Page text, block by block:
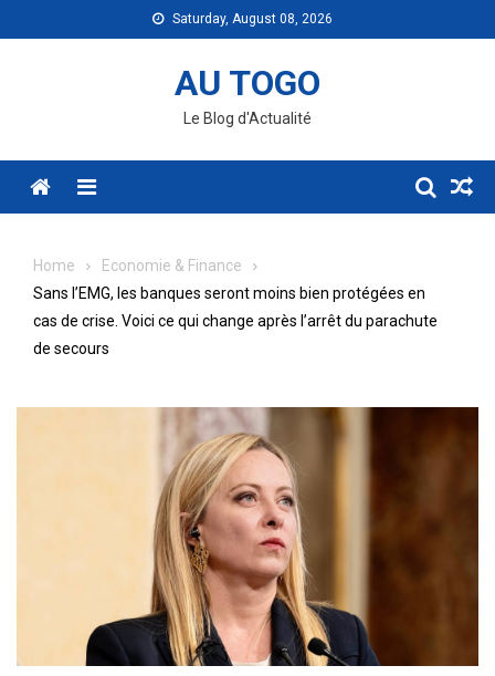
to
Saturday, August 08, 2026
AU TOGO
Le Blog d'Actualité
Menu
Home
Economie & Finance
Sans l’EMG, les banques seront moins bien protégées en
cas de crise. Voici ce qui change après l’arrêt du parachute
de secours